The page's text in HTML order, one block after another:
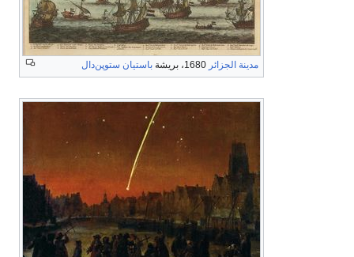
مدينة الجزائر باستيان ستوپن‌دال